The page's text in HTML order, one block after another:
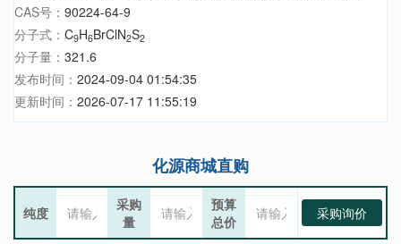
CAS号： 90224-64-9
分子式： C9H6BrClN2S2
分子量： 321.6
发布时间： 2024-09-04 01:54:35
更新时间： 2026-07-17 11:55:19
化源商城直购
纯度
采购
量
预算
总价
采购询价